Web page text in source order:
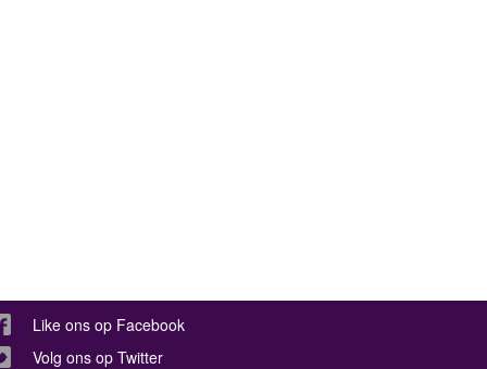
Like ons op Facebook
Volg ons op Twitter